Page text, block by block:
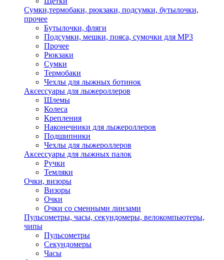
Сумки,термобаки, рюкзаки, подсумки, бутылочки,
прочее
Бутылочки, фляги
Подсумки, мешки, пояса, сумочки для MP3
Прочее
Рюкзаки
Сумки
Термобаки
Чехлы для лыжных ботинок
Аксессуары для лыжероллеров
Шлемы
Колеса
Крепления
Наконечники для лыжероллеров
Подшипники
Чехлы для лыжероллеров
Аксессуары для лыжных палок
Ручки
Темляки
Очки, визоры
Визоры
Очки
Очки со сменными линзами
Пульсометры, часы, секундомеры, велокомпьютеры,
чипы
Пульсометры
Секундомеры
Часы